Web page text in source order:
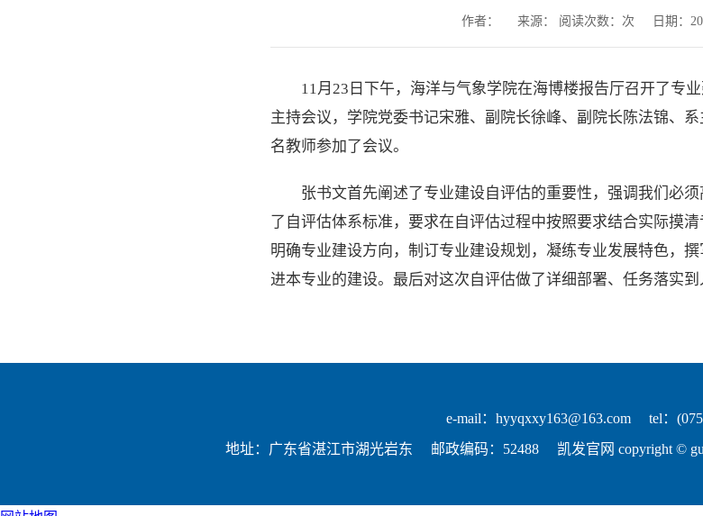
作者： 来源： 阅读次数：次 日期：
11月23日下午，海洋与气象学院在海博楼报告厅召开了专
主持会议，学院党委书记宋雅、副院长徐峰、副院长陈法锦、
名教师参加了会议。
张书文首先阐述了专业建设自评估的重要性，强调我们必
了自评估体系标准，要求在自评估过程中按照要求结合实际摸清
明确专业建设方向，制订专业建设规划，凝练专业发展特色，
进本专业的建设。最后对这次自评估做了详细部署、任务落实到
e-mail： hyyqxxy163@163.com
tel：
地址：广东省湛江市湖光岩东
邮政编码：52488 凯发官网 copyright ©